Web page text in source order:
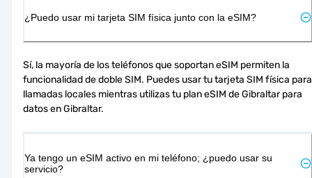
¿Puedo usar mi tarjeta SIM física junto con la eSIM?
Sí, la mayoría de los teléfonos que soportan eSIM permiten la
funcionalidad de doble SIM. Puedes usar tu tarjeta SIM física para
llamadas locales mientras utilizas tu plan eSIM de Gibraltar para
datos en Gibraltar.
Ya tengo un eSIM activo en mi teléfono; ¿puedo usar su
servicio?